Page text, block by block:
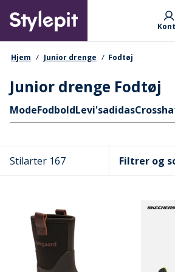
main
content
Primary departments
navigationssti
Hjem Junior drenge Fodtøj
Junior drenge Fodtøj
Hurtige links
ModeFodboldLevi'sadidas
Stilarter 167 Filtrer og